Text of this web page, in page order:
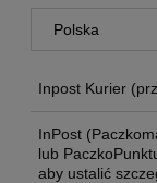
Inpost Kurier
InPost
lub
aby ustalić